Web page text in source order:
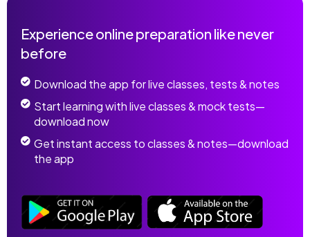
Experience online preparation like never
before
Download the app for live classes, tests & notes
Start learning with live classes & mock tests—
download now
Get instant access to classes & notes—download
the app